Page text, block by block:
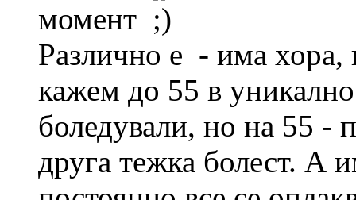
момент
Различно е - има хора,
кажем до 55 в
боледували, но на 55 -
друга тежка болест. А